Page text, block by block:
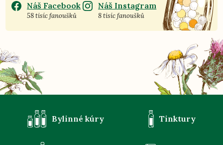
Náš Facebook
58 tisíc fanoušků
Náš Instagram
8 tisíc fanoušků
Bylinné kúry Tinktury